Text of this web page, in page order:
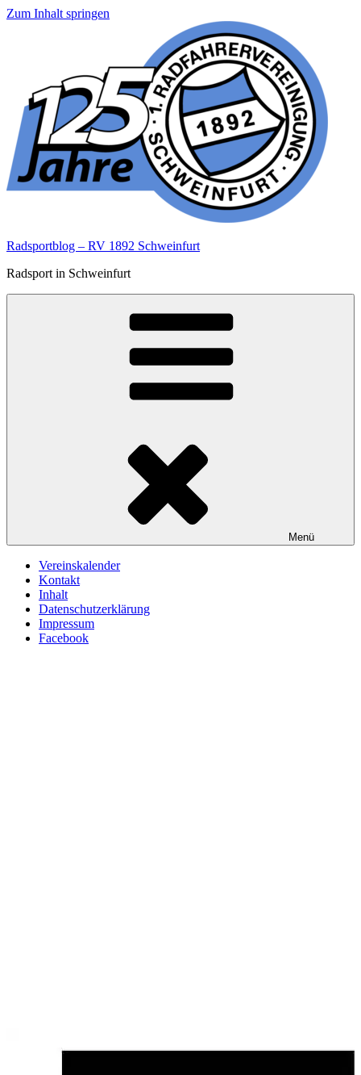
Zum Inhalt springen
Radsportblog – RV 1892 Schweinfurt
Radsport in Schweinfurt
Menü
Vereinskalender
Kontakt
Inhalt
Datenschutzerklärung
Impressum
Facebook